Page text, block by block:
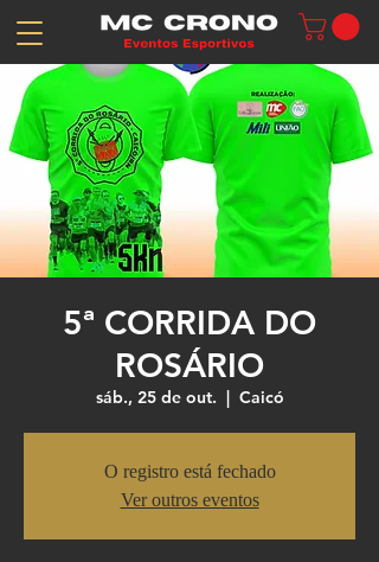
5ª CORRIDA DO
ROSÁRIO
sáb., 25 de out.
  |
Caicó
O registro está fechado
Ver outros eventos